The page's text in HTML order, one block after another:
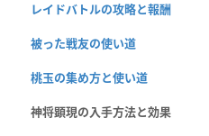
レイドバトルの攻略と報酬
被った戦友の使い道
桃玉の集め方と使い道
神将顕現の入手方法と効果